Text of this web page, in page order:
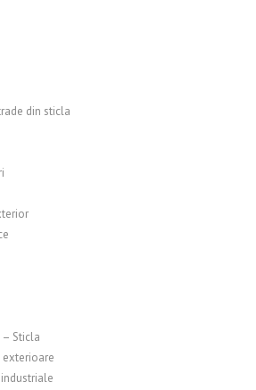
din sticla
Sticla
exterioare